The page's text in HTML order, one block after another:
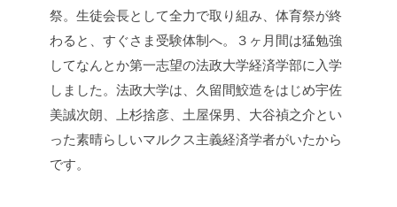
祭。生徒会長として全力で取り組み、体育祭が終
わると、すぐさま受験体制へ。３ヶ月間は猛勉強
してなんとか第一志望の法政大学経済学部に入学
しました。法政大学は、久留間鮫造をはじめ宇佐
美誠次朗、上杉捨彦、土屋保男、大谷禎之介とい
った素晴らしいマルクス主義経済学者がいたから
です。